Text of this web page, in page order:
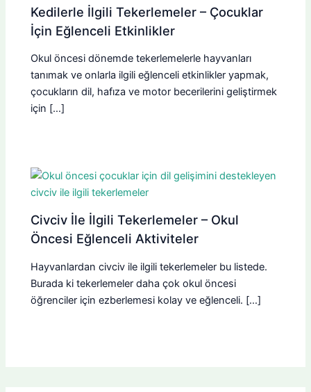
Kedilerle İlgili Tekerlemeler – Çocuklar
İçin Eğlenceli Etkinlikler
Okul öncesi dönemde tekerlemelerle hayvanları
tanımak ve onlarla ilgili eğlenceli etkinlikler yapmak,
çocukların dil, hafıza ve motor becerilerini geliştirmek
için […]
Civciv İle İlgili Tekerlemeler – Okul
Öncesi Eğlenceli Aktiviteler
Hayvanlardan civciv ile ilgili tekerlemeler bu listede.
Burada ki tekerlemeler daha çok okul öncesi
öğrenciler için ezberlemesi kolay ve eğlenceli. […]